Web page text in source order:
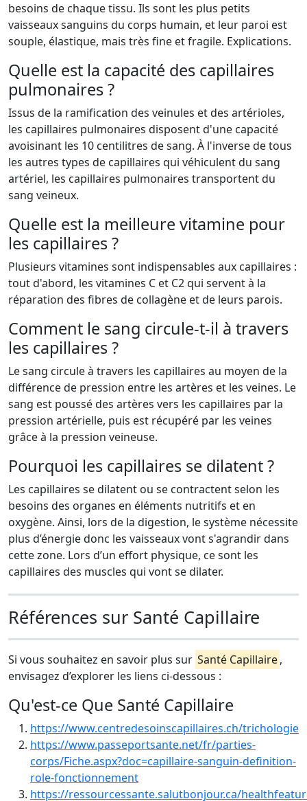
besoins de chaque tissu. Ils sont les plus petits
vaisseaux sanguins du corps humain, et leur paroi est
souple, élastique, mais très fine et fragile. Explications.
Quelle est la capacité des capillaires
pulmonaires ?
Issus de la ramification des veinules et des artérioles,
les capillaires pulmonaires disposent d'une capacité
avoisinant les 10 centilitres de sang. À l'inverse de tous
les autres types de capillaires qui véhiculent du sang
artériel, les capillaires pulmonaires transportent du
sang veineux.
Quelle est la meilleure vitamine pour
les capillaires ?
Plusieurs vitamines sont indispensables aux capillaires :
tout d'abord, les vitamines C et C2 qui servent à la
réparation des fibres de collagène et de leurs parois.
Comment le sang circule-t-il à travers
les capillaires ?
Le sang circule à travers les capillaires au moyen de la
différence de pression entre les artères et les veines. Le
sang est poussé des artères vers les capillaires par la
pression artérielle, puis est récupéré par les veines
grâce à la pression veineuse.
Pourquoi les capillaires se dilatent ?
Les capillaires se dilatent ou se contractent selon les
besoins des organes en éléments nutritifs et en
oxygène. Ainsi, lors de la digestion, le système nécessite
plus d’énergie donc les vaisseaux vont s'agrandir dans
cette zone. Lors d’un effort physique, ce sont les
capillaires des muscles qui vont se dilater.
Références sur Santé Capillaire
Si vous souhaitez en savoir plus sur Santé Capillaire,
envisagez d’explorer les liens ci-dessous :
Qu'est-ce Que Santé Capillaire
https://www.centredesoinscapillaires.ch/trichologie
https://www.passeportsante.net/fr/parties-
corps/Fiche.aspx?doc=capillaire-sanguin-definition-
role-fonctionnement
https://ressourcessante.salutbonjour.ca/